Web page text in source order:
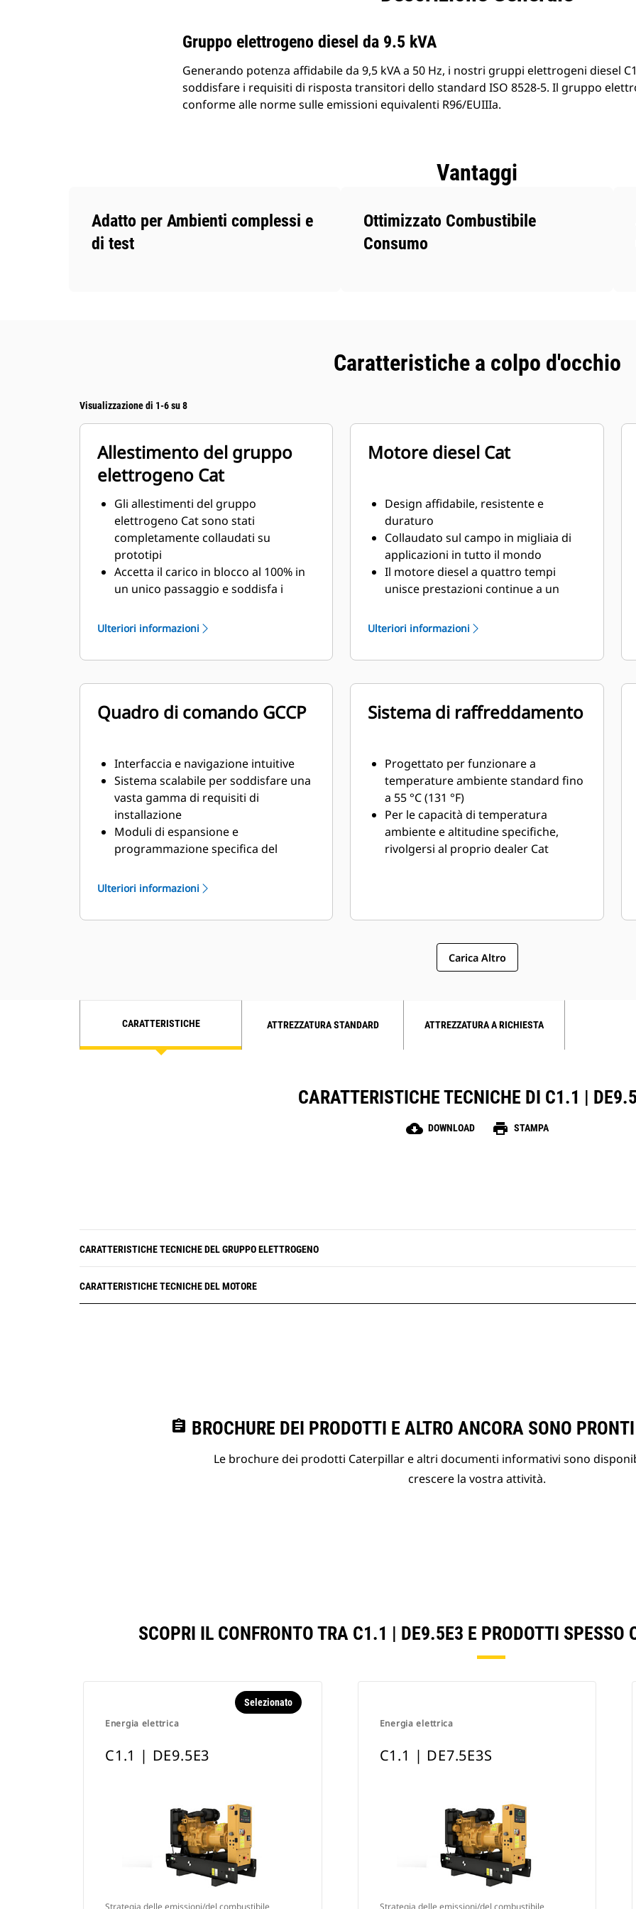
Gruppo elettrogeno diesel da 9.5 kVA
Generando potenza affidabile da 9,5 kVA a 50 Hz, i nostri gruppi elettrogeni diesel
soddisfare i requisiti di risposta transitori dello standard ISO 8528-5. Il gruppo
conforme alle norme sulle emissioni equivalenti R96/EUIIIa.
Vantaggi
Adatto per Ambienti complessi e
di test
Ottimizzato Combustibile
Consumo
Caratteristiche a colpo d'occhio
Visualizzazione di 1-6 su 8
Allestimento del gruppo
elettrogeno Cat
Gli allestimenti del gruppo
elettrogeno Cat sono stati
completamente collaudati su
prototipi
Accetta il carico in blocco al 100% in
un unico passaggio e soddisfa i
Conforme ai requisiti di stato
previsti dallo standard ISO 8528-5
Ulteriori informazioni
Motore diesel Cat
Design affidabile, resistente e
duraturo
Collaudato sul campo in migliaia di
applicazioni in tutto il mondo
Il motore diesel a quattro tempi
unisce prestazioni continue a un
in un peso ridotto
Ulteriori informazioni
Quadro di comando GCCP
Interfaccia e navigazione intuitive
Sistema scalabile per soddisfare una
vasta gamma di requisiti di
installazione
Moduli di espansione e
programmazione specifica del
clienti
Ulteriori informazioni
Sistema di raffreddamento
Progettato per funzionare a
temperature ambiente standard fino
a 55 °C (131 °F)
Per le capacità di temperatura
ambiente e altitudine specifiche,
rivolgersi al proprio dealer Cat
Carica Altro
CARATTERISTICHE ATTREZZATURA STANDARD ATTREZZATURA A RICHIESTA
CARATTERISTICHE TECNICHE DI C1.1 |
cloud_download DOWNLOAD print STAMPA
CARATTERISTICHE TECNICHE DEL GRUPPO ELETTROGENO
CARATTERISTICHE TECNICHE DEL MOTORE
assignment BROCHURE DEI PRODOTTI E ALTRO ANCORA SONO
Le brochure dei prodotti Caterpillar e altri documenti informativi sono
crescere la vostra attività.
SCOPRI IL CONFRONTO TRA C1.1 | DE9.5E3 E PRODOTTI SPESSO
Energia elettrica
Selezionato
C1.1 | DE9.5E3
Strategia delle emissioni/del combustibile
Energia elettrica
C1.1 | DE7.5E3S
Strategia delle emissioni/del combustibile